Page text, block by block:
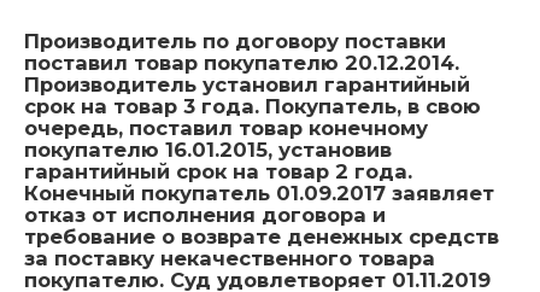
Производитель по договору поставки
поставил товар покупателю 20.12.2014.
Производитель установил гарантийный
срок на товар 3 года. Покупатель, в свою
очередь, поставил товар конечному
покупателю 16.01.2015, установив
гарантийный срок на товар 2 года.
Конечный покупатель 01.09.2017 заявляет
отказ от исполнения договора и
требование о возврате денежных средств
за поставку некачественного товара
покупателю. Суд удовлетворяет 01.11.2019